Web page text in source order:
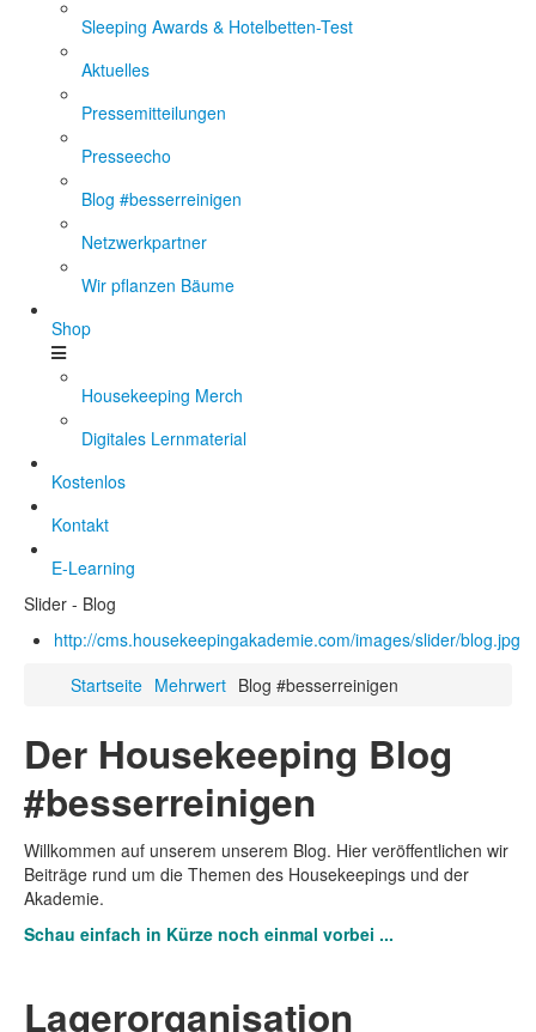
Sleeping Awards & Hotelbetten-Test
Aktuelles
Pressemitteilungen
Presseecho
Blog #besserreinigen
Netzwerkpartner
Wir pflanzen Bäume
Shop
Housekeeping Merch
Digitales Lernmaterial
Kostenlos
Kontakt
E-Learning
Slider - Blog
http://cms.housekeepingakademie.com/images/slider/blog.jpg
Startseite Mehrwert Blog #besserreinigen
Der Housekeeping Blog
#besserreinigen
Willkommen auf unserem unserem Blog. Hier veröffentlichen wir
Beiträge rund um die Themen des Housekeepings und der
Akademie.
Schau einfach in Kürze noch einmal vorbei ...
Lagerorganisation